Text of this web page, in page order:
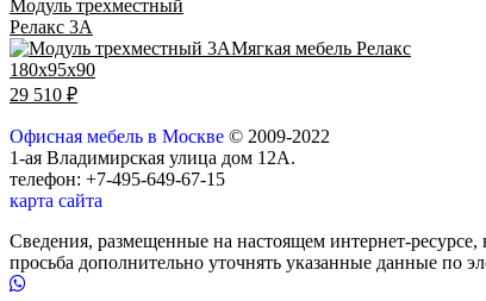
Модуль трехместный
Релакс 3А
180x95x90
29 510 ₽
Офисная мебель в Москве © 2009-2022
1-ая Владимирская улица дом 12А.
телефон: +7-495-649-67-15
карта сайта
Сведения, размещенные на настоящем интернет-
просьба дополнительно уточнять указанные данные по